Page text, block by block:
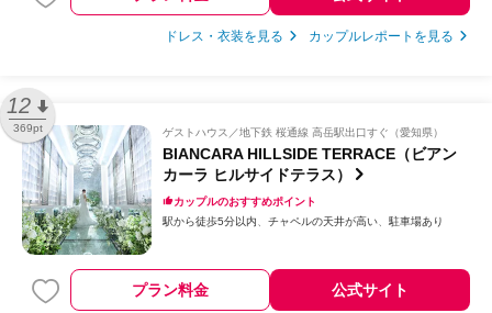
ドレス・衣装を見る カップルレポートを見る
12
369pt ゲストハウス 地下鉄 桜通線 高岳駅出口すぐ（愛知県）
BIANCARA HILLSIDE TERRACE（ビアン
カーラ ヒルサイドテラス）
カップルのおすすめポイント
駅から徒歩5分以内
チャペルの天井が高い 駐車場あり
プラン料金 公式サイト